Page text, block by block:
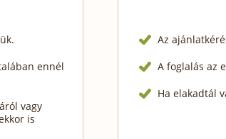
ennél
vagy
is
Az
A foglalás az
Ha elakadtál